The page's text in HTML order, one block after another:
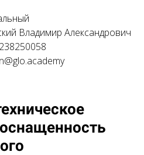
Владимир Александрович